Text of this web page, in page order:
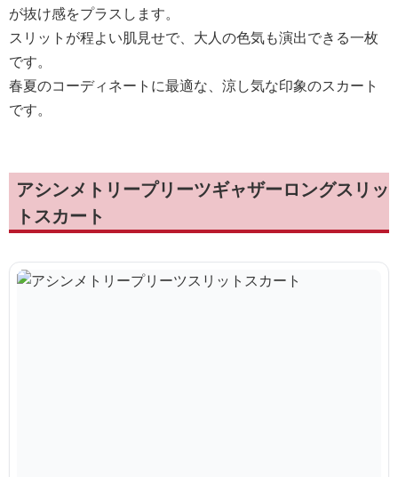
が抜け感をプラスします。
スリットが程よい肌見せで、大人の色気も演出できる一枚
です。
春夏のコーディネートに最適な、涼し気な印象のスカート
です。
アシンメトリープリーツギャザーロングスリッ
トスカート